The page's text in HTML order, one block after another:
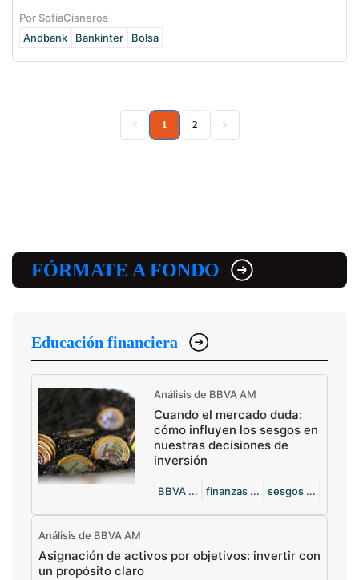
Por SofiaCisneros
Andbank
Bankinter Bolsa
1 (current)
2
FÓRMATE A FONDO
Educación financiera
Análisis de BBVA AM
Cuando el mercado duda:
cómo influyen los sesgos en
nuestras decisiones de
inversión
BBVA ... finanzas ... sesgos ...
Análisis de BBVA AM
Asignación de activos por objetivos: invertir con
un propósito claro